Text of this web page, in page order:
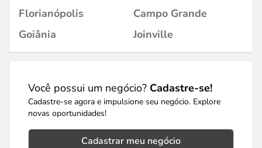
Florianópolis
Campo Grande
Goiânia
Joinville
Você possui um negócio? Cadastre-se!
Cadastre-se agora e impulsione seu negócio. Explore
novas oportunidades!
Cadastrar meu negócio